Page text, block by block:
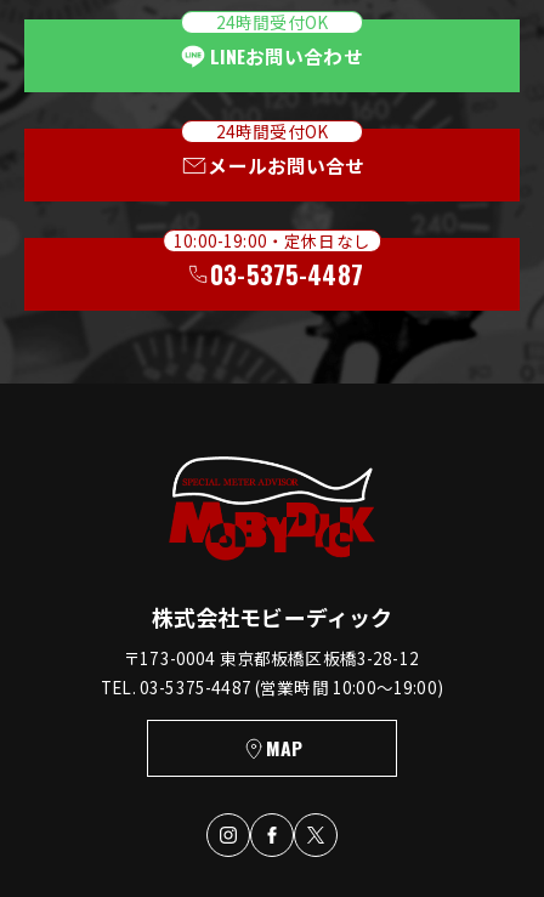
24時間受付OK
LINEお問い合わせ
24時間受付OK
メールお問い合せ
10:00-19:00・定休日なし
03-5375-4487
株式会社モビーディック
〒173-0004 東京都板橋区板橋3-28-12
TEL. 03-5375-4487 (営業時間 10:00〜19:00)
MAP